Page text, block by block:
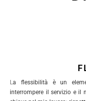
La flessibilità è un
interrompere il servizio e il